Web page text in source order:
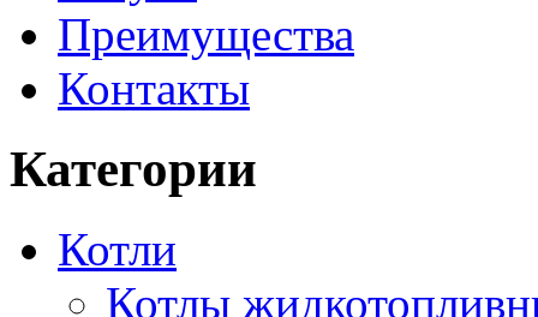
Преимущества
Контакты
Категории
Котли
Котлы